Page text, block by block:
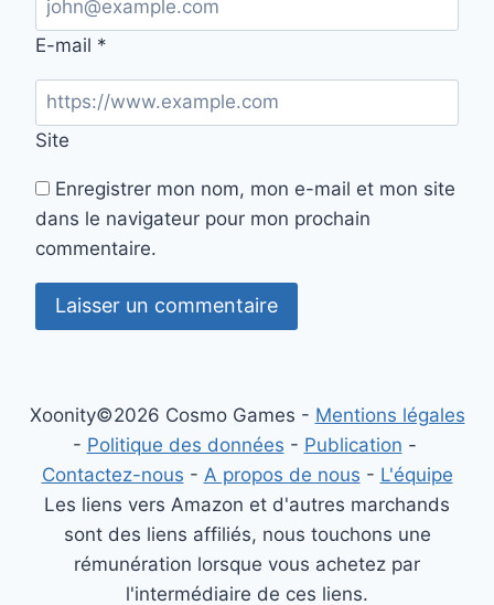
E-mail *
Site
Enregistrer mon nom, mon e-mail et mon site
dans le navigateur pour mon prochain
commentaire.
Xoonity©2026 Cosmo Games - Mentions légales
- Politique des données - Publication -
Contactez-nous - A propos de nous - L'équipe
Les liens vers Amazon et d'autres marchands
sont des liens affiliés, nous touchons une
rémunération lorsque vous achetez par
l'intermédiaire de ces liens.